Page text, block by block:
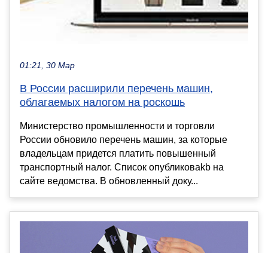
01:21, 30 Мар
В России расширили перечень машин,
облагаемых налогом на роскошь
Министерство промышленности и торговли
России обновило перечень машин, за которые
владельцам придется платить повышенный
транспортный налог. Список опубликоваkb на
сайте ведомства. В обновленный доку...